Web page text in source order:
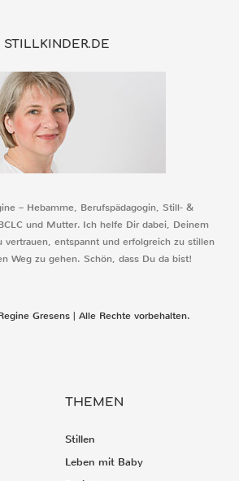
STILLKINDER.DE
– Hebamme, Berufspädagogin, Still- &
und Mutter. Ich helfe Dir dabei, Deinem
vertrauen, entspannt und erfolgreich zu stillen
Weg zu gehen. Schön, dass Du da bist!
Gresens | Alle Rechte vorbehalten.
THEMEN
Stillen
Leben mit Baby